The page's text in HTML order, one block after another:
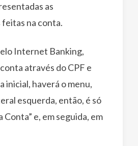
as
na conta.
Internet Banking,
através do CPF e
inicial, haverá o menu,
esquerda, então, é só
Conta” e, em seguida, em